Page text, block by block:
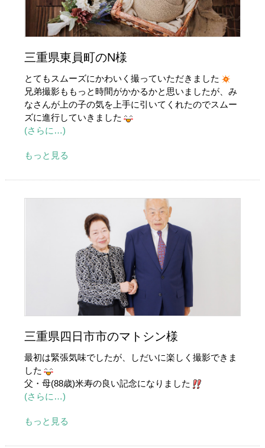
三重県東員町のN様
とてもスムーズにかわいく撮っていただきました
兄弟撮影ももっと時間がかかるかと思いましたが、み
なさんが上の子の気を上手に引いてくれたのでスムー
ズに進行していきました
(さらに…)
もっと見る
三重県四日市市のマトシン様
最初は緊張気味でしたが、しだいに楽しく撮影できま
した
父・母(88歳)米寿の良い記念になりました
(さらに…)
もっと見る